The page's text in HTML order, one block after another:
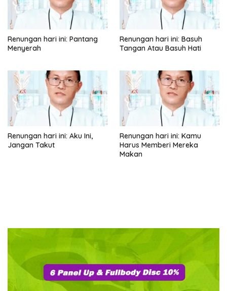
Renungan hari ini: Pantang
Menyerah
Renungan hari ini: Basuh
Tangan Atau Basuh Hati
Renungan hari ini: Aku Ini,
Jangan Takut
Renungan hari ini: Kamu
Harus Memberi Mereka
Makan